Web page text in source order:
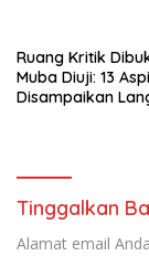
Ruang Kritik
Muba Diuji: 13
Disampaikan
Tinggalkan
Alamat email